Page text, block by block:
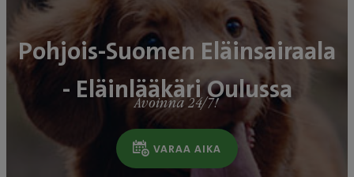
Pohjois-Suomen Eläinsairaala
- Eläinlääkäri Oulussa
Avoinna 24/7!
VARAA AIKA